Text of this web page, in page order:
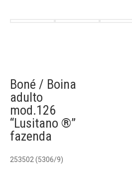
Boné / Boina
adulto
mod.126
“Lusitano ®”
fazenda
253502 (5306/9)